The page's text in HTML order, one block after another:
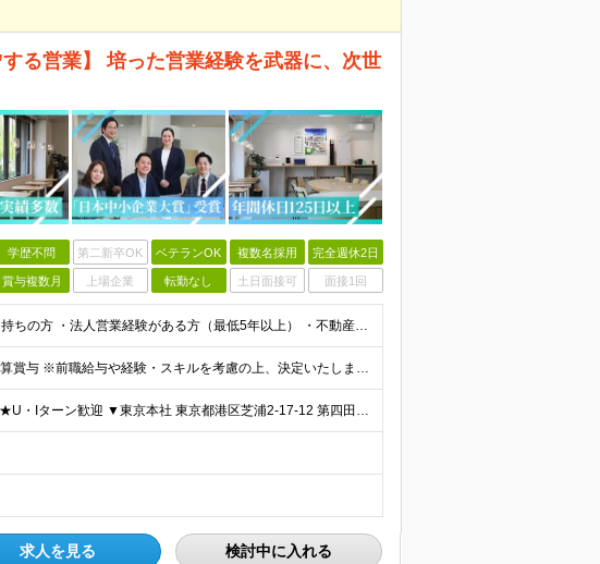
る営業】 培った営業経験を武器に、次世
学歴不問 第二新卒OK ベテランOK 複数名採用 完全週休2日
賞与複数月 上場企業 転勤なし 土日面接可 面接1回
■学歴不問 ■以下いずれかの経験をお持ちの方 ・法人営業経験がある方（最低5年以上） ・不動産業界経験があり、大阪支店の立ち上げに挑戦したい方（営業未経験でもOKです） ～このような方にオススメです
月給35万円～60万円＋各種手当＋決算賞与 ※前職給与や経験・スキルを考慮の上、決定いたします。 ※3ヶ月の試用期間あり（期間中は契約社員雇用、給与等条件の変動なし）。 ※年齢や入社年数に関係なく、
★転勤なし／大阪在住の方も大歓迎 ★U・Iターン歓迎 ▼東京本社 東京都港区芝浦2-17-12 第四田町ビル2F/3F ▼福岡支店 福岡県福岡市博多区博多駅東2-9-5 池松ビル3F/4F ▼大
求人を見る 検討中に入れる